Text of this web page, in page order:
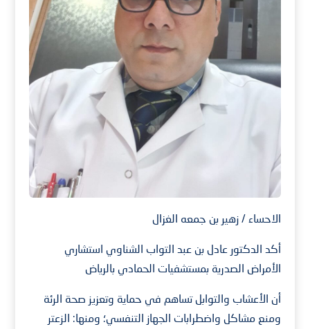
الاحساء / زهير بن جمعه الغزال
أكد الدكتور عادل بن عبد التواب الشناوي استشاري
الأمراض الصدرية بمستشفيات الحمادي بالرياض
أن الأعشاب والتوابل تساهم في حماية وتعزيز صحة الرئة
ومنع مشاكل واضطرابات الجهاز التنفسي؛ ومنها: الزعتر